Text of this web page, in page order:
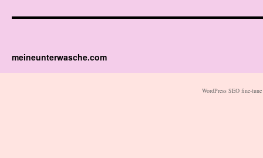
meineunterwasche.com
WordPress SEO fine-